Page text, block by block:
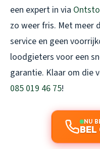
een expert in via
zo weer fris. Met meer
service en geen
loodgieters voor een
garantie. Klaar om die
085 019 46 75!
NU